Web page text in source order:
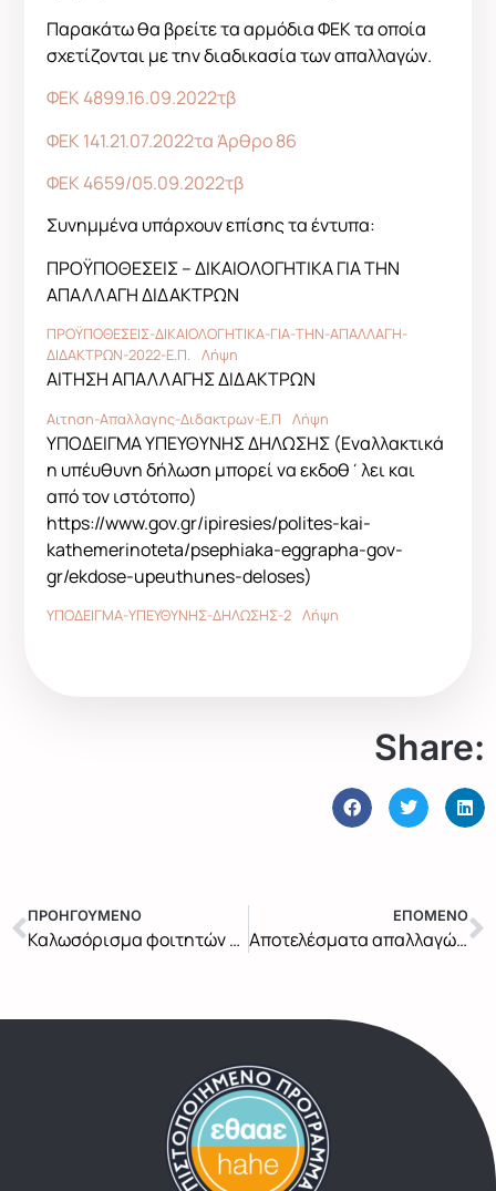
Παρακάτω θα βρείτε τα αρμόδια ΦΕΚ τα οποία
σχετίζονται με την διαδικασία των απαλλαγών.
ΦΕΚ 4899.16.09.2022τβ
ΦΕΚ 141.21.07.2022τα Άρθρο 86
ΦΕΚ 4659/05.09.2022τβ
Συνημμένα υπάρχουν επίσης τα έντυπα:
ΠΡΟΫΠΟΘΕΣΕΙΣ – ΔΙΚΑΙΟΛΟΓΗΤΙΚΑ ΓΙΑ ΤΗΝ
ΑΠΑΛΛΑΓΗ ΔΙΔΑΚΤΡΩΝ
ΠΡΟΫΠΟΘΕΣΕΙΣ-ΔΙΚΑΙΟΛΟΓΗΤΙΚΑ-ΓΙΑ-ΤΗΝ-ΑΠΑΛΛΑΓΗ-
ΔΙΔΑΚΤΡΩΝ-2022-Ε.Π.
Λήψη
ΑΙΤΗΣΗ ΑΠΑΛΛΑΓΗΣ ΔΙΔΑΚΤΡΩΝ
Αιτηση-Απαλλαγης-Διδακτρων-Ε.Π Λήψη
ΥΠΟΔΕΙΓΜΑ ΥΠΕΥΘΥΝΗΣ ΔΗΛΩΣΗΣ (Εναλλακτικά
η υπέυθυνη δήλωση μπορεί να εκδοθ΄λει και
από τον ιστότοπο)
https://www.gov.gr/ipiresies/polites-kai-
kathemerinoteta/psephiaka-eggrapha-gov-
gr/ekdose-upeuthunes-deloses)
ΥΠΟΔΕΙΓΜΑ-ΥΠΕΥΘΥΝΗΣ-ΔΗΛΩΣΗΣ-2 Λήψη
Share:
ΠΡΟΗΓΟΥΜΕΝΟ
Καλωσόρισμα φοιτητών 2022-2023
ΕΠΟΜΕΝΟ
Αποτελέσματα απαλλαγών 2022-2023